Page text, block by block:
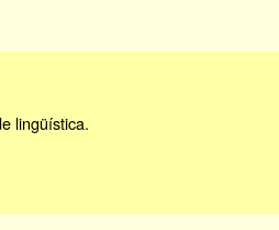
lingüística.